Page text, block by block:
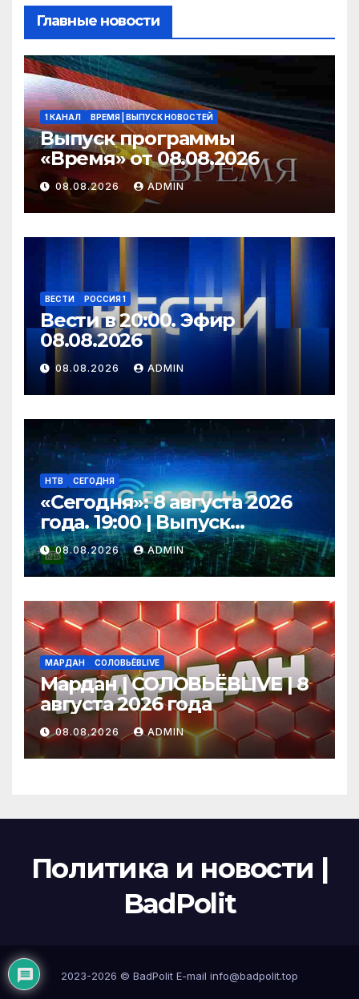
Главные новости
1 КАНАЛ ВРЕМЯ | ВЫПУСК НОВОСТЕЙ
Выпуск программы
«Время» от 08.08.2026
08.08.2026 ADMIN
ВЕСТИ РОССИЯ 1
Вести в 20:00. Эфир
08.08.2026
08.08.2026 ADMIN
НТВ СЕГОДНЯ
«Сегодня»: 8 августа 2026
года. 19:00 | Выпуск
новостей | Новости НТВ
08.08.2026 ADMIN
МАРДАН СОЛОВЬЁВLIVE
Мардан | СОЛОВЬЁВLIVE | 8
августа 2026 года
08.08.2026 ADMIN
Политика и новости |
BadPolit
2023-2026 © BadPolit E-mail info@badpolit.top